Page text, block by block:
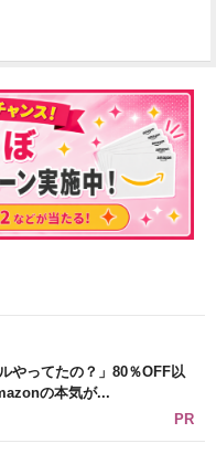
やってたの？」80％OFF以
の本気が...
PR